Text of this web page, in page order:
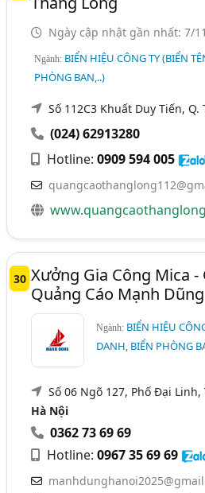
Ngày cập nhật gần nhất: 7/
Ngành: BIỂN HIỆU CÔNG TY (BIỂN
PHÒNG BAN,..)
Số 112C3 Khuất Duy Tiến, Q.
(024) 62913280
Hotline:0909 594 005
30 Xưởng Gia Công Mica -
Quảng Cáo Mạnh Dũng
Ngành: BIỂN HIỆU
DANH, BIỂN PHÒNG
Số 06 Ngõ 127, Phố Đại
Hà Nội
0362 73 69 69
Hotline:0967 35 69 69